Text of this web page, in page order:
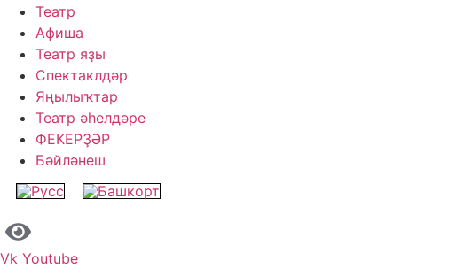
Театр
Афиша
Театр яҙы
Спектаклдәр
Яңылыҡтар
Театр әһелдәре
ФЕКЕРҘӘР
Бәйләнеш
Vk Youtube